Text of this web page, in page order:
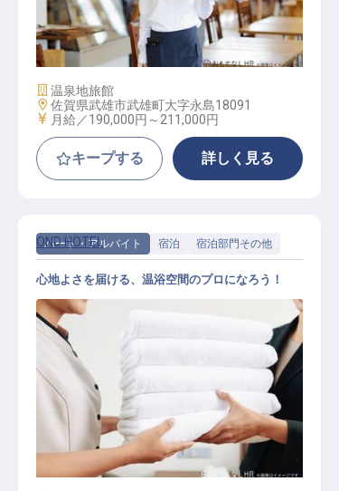
ホテルレストランスタッフ
施設業態
温泉地旅館
勤務地
佐賀県武雄市武雄町大字永島18091
給与
月給／190,000円～ 211,000円
キープする 詳しく見る
パート・アルバイト 宿泊 宿泊部門その他
温浴・館内清掃スタッフ
OND HOTEL
心地よさを届ける、温浴空間のプロになろう！